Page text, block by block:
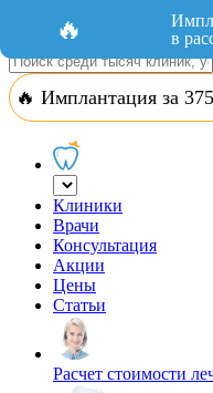
Добавить организацию
🔥 Имплантация за
Клиники
Врачи
Консультация
Акции
Цены
Статьи
Расчет стоимости
🔥
в